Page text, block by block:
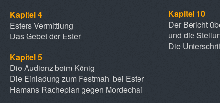
Kapitel 4
Esters Vermittlung
Das Gebet der Ester
Kapitel 5
Die Audienz beim König
Die Einladung zum Festmahl bei Ester
Hamans Racheplan gegen Mordechai
Kapitel 10
Der Bericht
und die
Die